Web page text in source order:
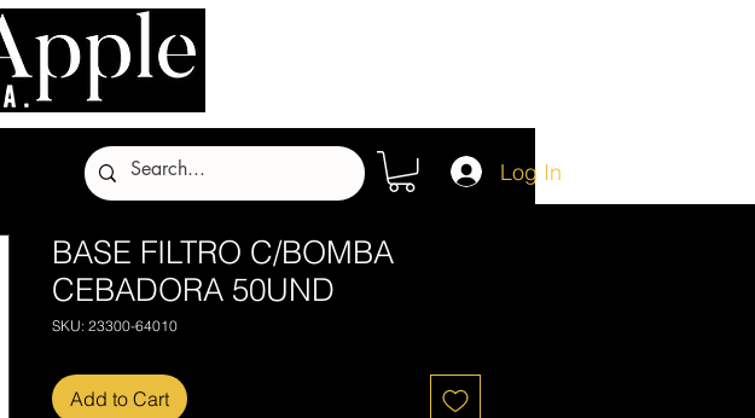
Log In
BASE FILTRO C/BOMBA
CEBADORA 50UND
SKU: 23300-64010
Add to Cart